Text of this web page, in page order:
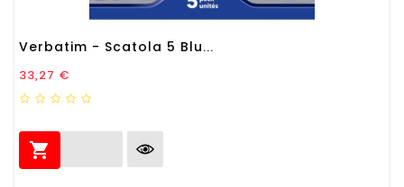
Verbatim - Scatola 5 Blu...
Prezzo
33,27 €
